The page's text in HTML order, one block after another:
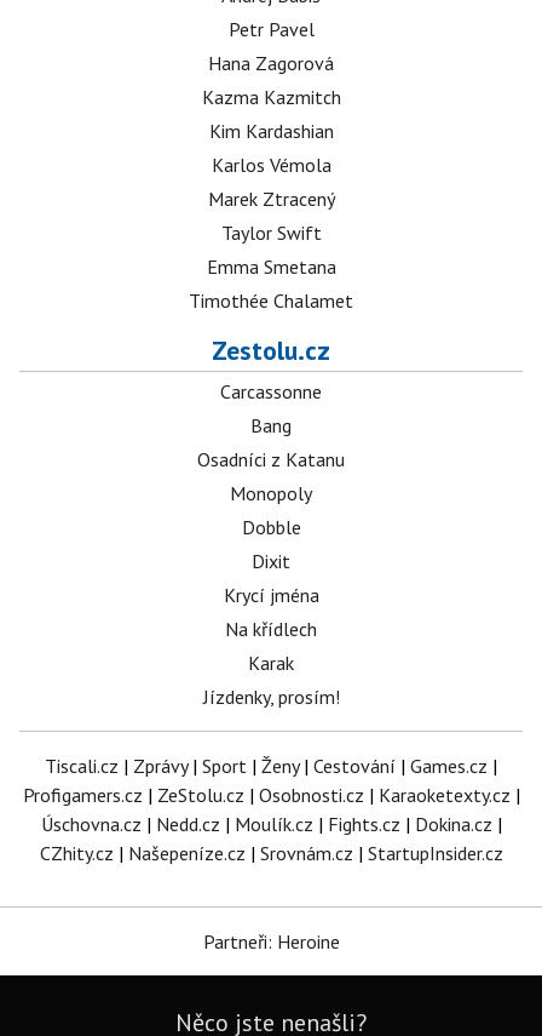
Petr Pavel
Hana Zagorová
Kazma Kazmitch
Kim Kardashian
Karlos Vémola
Marek Ztracený
Taylor Swift
Emma Smetana
Timothée Chalamet
Zestolu.cz
Carcassonne
Bang
Osadníci z Katanu
Monopoly
Dobble
Dixit
Krycí jména
Na křídlech
Karak
Jízdenky, prosím!
Tiscali.cz | Zprávy| Sport | Ženy| Cestování | Games.cz |
Profigamers.cz | ZeStolu.cz | Osobnosti.cz | Karaoketexty.cz |
Úschovna.cz | Nedd.cz | Moulík.cz | Fights.cz | Dokina.cz |
CZhity.cz | Našepeníze.cz | Srovnám.cz | StartupInsider.cz
Partneři: Heroine
Něco jste nenašli?